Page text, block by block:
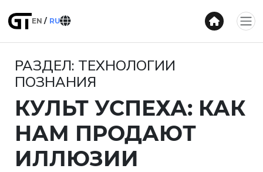
EN RU
РАЗДЕЛ: ТЕХНОЛОГИИ
ПОЗНАНИЯ
КУЛЬТ УСПЕХА: КАК
НАМ ПРОДАЮТ
ИЛЛЮЗИИ